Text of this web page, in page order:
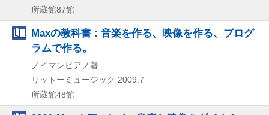
所蔵館87館
Maxの教科書 : 音楽を作る、映像を作る、プログ
ラムで作る。
ノイマンピアノ著
リットーミュージック 2009.7
所蔵館48館